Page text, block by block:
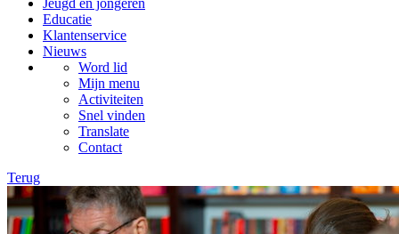
Jeugd en jongeren
Educatie
Klantenservice
Nieuws
Word lid
Mijn menu
Activiteiten
Snel vinden
Translate
Contact
Terug